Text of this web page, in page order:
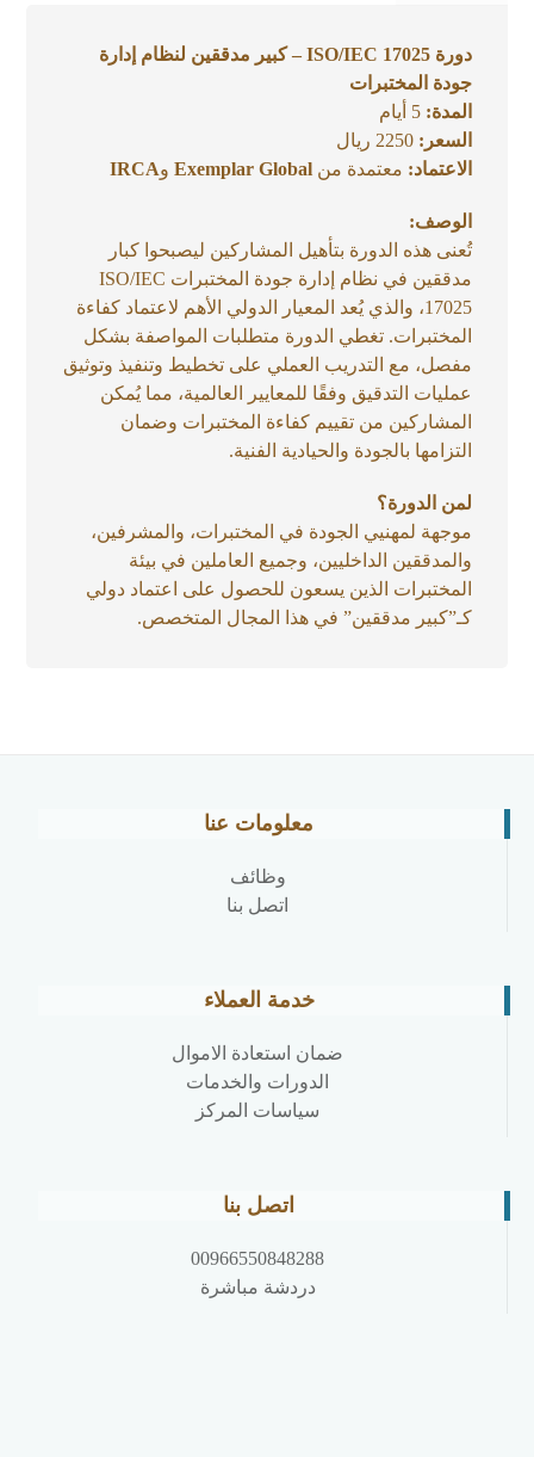
دورة ISO/IEC 17025 – كبير مدققين لنظام إدارة
جودة المختبرات
المدة: 5 أيام
السعر: 2250 ريال
الاعتماد: معتمدة منExemplar Global وIRCA
الوصف:
تُعنى هذه الدورة بتأهيل المشاركين ليصبحوا كبار
مدققين في نظام إدارة جودة المختبرات ISO/IEC
17025، والذي يُعد المعيار الدولي الأهم لاعتماد كفاءة
المختبرات. تغطي الدورة متطلبات المواصفة بشكل
مفصل، مع التدريب العملي على تخطيط وتنفيذ وتوثيق
عمليات التدقيق وفقًا للمعايير العالمية، مما يُمكن
المشاركين من تقييم كفاءة المختبرات وضمان
التزامها بالجودة والحيادية الفنية.
لمن الدورة؟
موجهة لمهنيي الجودة في المختبرات، والمشرفين،
والمدققين الداخليين، وجميع العاملين في بيئة
المختبرات الذين يسعون للحصول على اعتماد دولي
كـ”كبير مدققين” في هذا المجال المتخصص.
معلومات عنا
وظائف
اتصل بنا
خدمة العملاء
ضمان استعادة الاموال
الدورات والخدمات
سياسات المركز
اتصل بنا
00966550848288
دردشة مباشرة